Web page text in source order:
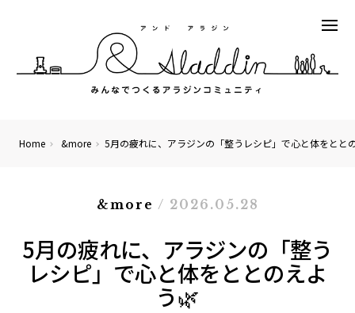
Home &more 5月の疲れに、アラジンの「整うレシピ」で心と体をとと
&more / 2026.05.28
5月の疲れに、アラジンの「整う
レシピ」で心と体をととのえよ
う🌿